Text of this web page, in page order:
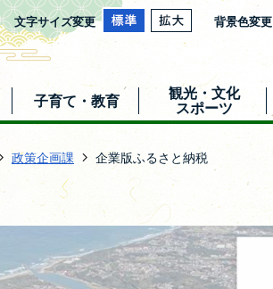
文字サイズ変更 背景色変更
子育て・教育
観光・文化
スポーツ
政策企画課 企業版ふるさと納税